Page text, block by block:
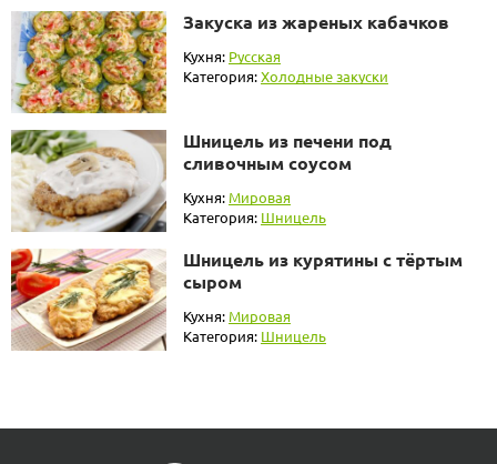
Закуска из жареных кабачков
Кухня: Русская
Категория:Холодные закуски
Шницель из печени под
сливочным соусом
Кухня: Мировая
Категория: Шницель
Шницель из курятины с тёртым
сыром
Кухня: Мировая
Категория: Шницель